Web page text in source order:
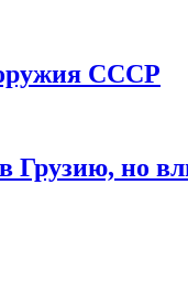
СССР
Грузию, но